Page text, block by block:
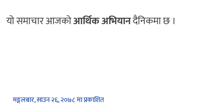
यो समाचार आजकोआर्थिक अभियानदैनिकमा छ ।
मङ्गलबार, साउन २६, २०७८ मा प्रकाशित